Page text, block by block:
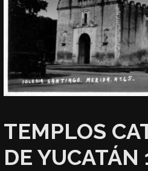
TEMPLOS
DE YUCATÁN